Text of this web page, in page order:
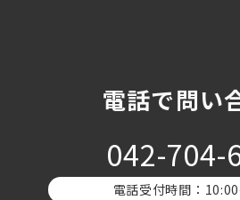
電話で問い
042-704-
電話受付時間：